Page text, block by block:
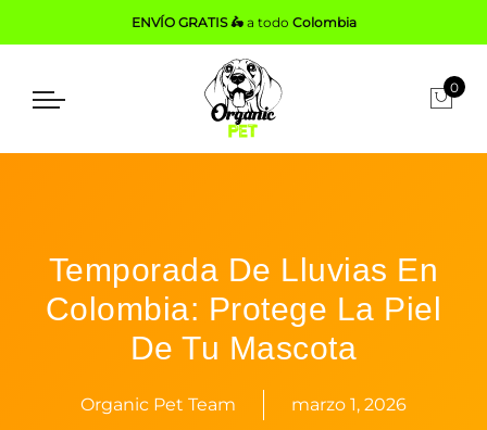
ENVÍO GRATIS 🛵a todo Colombia
0
Temporada De Lluvias En
Colombia: Protege La Piel
De Tu Mascota
Organic Pet Team marzo 1, 2026